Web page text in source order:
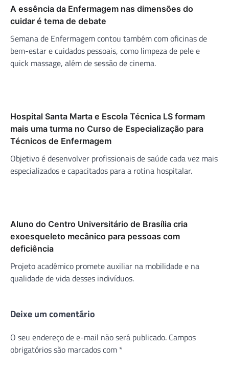
A essência da Enfermagem nas dimensões do
cuidar é tema de debate
Semana de Enfermagem contou também com oficinas de
bem-estar e cuidados pessoais, como limpeza de pele e
quick massage, além de sessão de cinema.​
Hospital Santa Marta e Escola Técnica LS formam
mais uma turma no Curso de Especialização para
Técnicos de Enfermagem
Objetivo é desenvolver profissionais de saúde cada vez mais
especializados e capacitados para a rotina hospitalar.
Aluno do Centro Universitário de Brasília cria
exoesqueleto mecânico para pessoas com
deficiência
Projeto acadêmico promete auxiliar na mobilidade e na
qualidade de vida desses indivíduos.
Deixe um comentário
O seu endereço de e-mail não será publicado. Campos
obrigatórios são marcados com *